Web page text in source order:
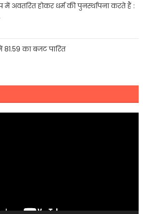
अवतरित होकर धर्म की पुनर्स्थापना करते हैं :
का बजट पारित